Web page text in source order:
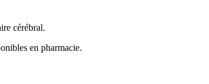
cérébral.
en pharmacie.